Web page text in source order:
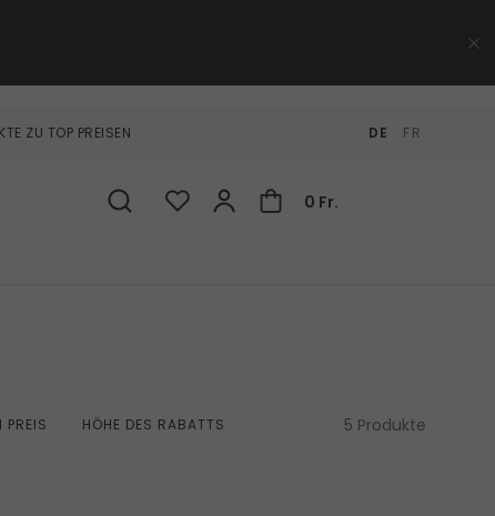
ZU TOP PREISEN DE FR
0 Fr.
HÖHE DES RABATTS 5 Produkte